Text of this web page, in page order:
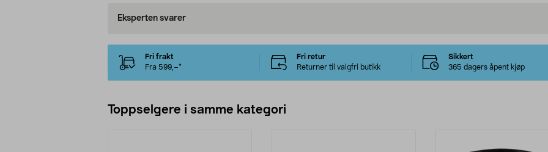
Eksperten svarer
Fri frakt
Fra 599,–*
Fri retur
Returner til valgfri butikk
Sikkert
365 dagers åpent kjøp
Toppselgere i samme kategori